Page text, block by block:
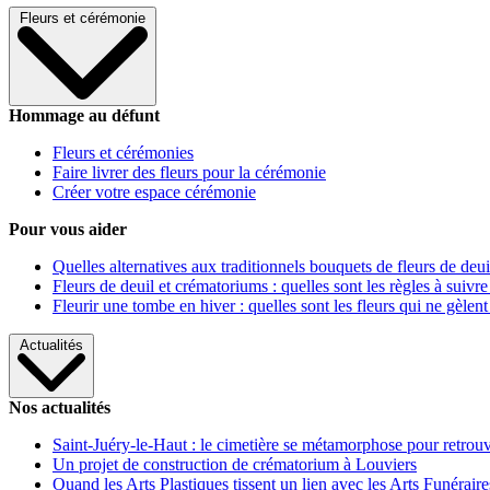
Fleurs et cérémonie
Hommage au défunt
Fleurs et cérémonies
Faire livrer des fleurs pour la cérémonie
Créer votre espace cérémonie
Pour vous aider
Quelles alternatives aux traditionnels bouquets de fleurs de
Fleurs de deuil et crématoriums : quelles sont les règles à
Fleurir une tombe en hiver : quelles sont les fleurs qui ne gèlent
Actualités
Nos actualités
Saint-Juéry-le-Haut : le cimetière se métamorphose pour
Un projet de construction de crématorium à Louviers
Quand les Arts Plastiques tissent un lien avec les Arts